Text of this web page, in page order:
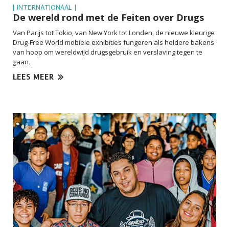
| INTERNATIONAAL |
De wereld rond met de Feiten over Drugs
Van Parijs tot Tokio, van New York tot Londen, de nieuwe kleurige
Drug-Free World mobiele exhibities fungeren als heldere bakens
van hoop om wereldwijd drugsgebruik en verslaving tegen te
gaan.
LEES MEER